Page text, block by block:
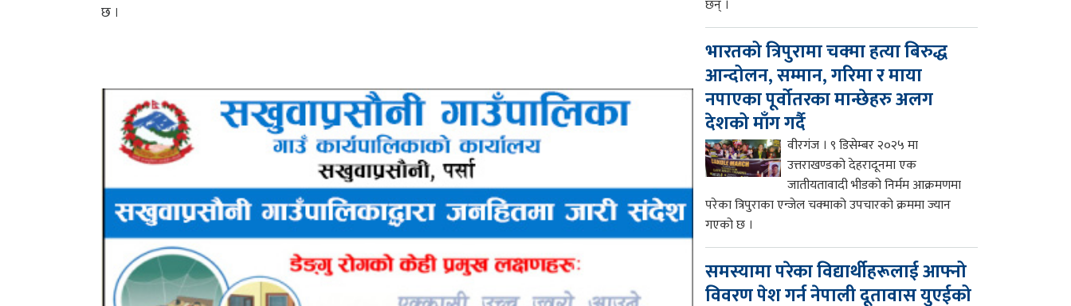
छ ।
छन् ।
भारतको त्रिपुरामा चक्मा हत्या बिरुद्ध
आन्दोलन, सम्मान, गरिमा र माया
नपाएका पूर्वोतरका मान्छेहरु अलग
देशको माँग गर्दै
वीरगंज । ९ डिसेम्बर २०२५ मा
उत्तराखण्डको देहरादूनमा एक
जातीयतावादी भीडको निर्मम आक्रमणमा
परेका त्रिपुराका एन्जेल चक्माको उपचारको क्रममा ज्यान
गएको छ ।
समस्यामा परेका विद्यार्थीहरूलाई आफ्नो
विवरण पेश गर्न नेपाली दूतावास युएईको